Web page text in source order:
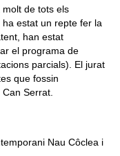
de tots els
estat un repte fer la
han estat
el programa de
parcials). El jurat
que fossin
Serrat.
Nau Côclea i